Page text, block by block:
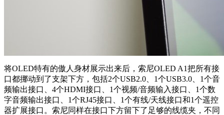
将OLED特有的傲人身材展示出来后，索尼OLED A1把所有接
口都挪动到了支架下方，包括2个USB2.0、1个USB3.0、1个音
频输出接口、4个HDMI接口、1个视频/音频输入接口、1个数
字音频输出接口、1个RJ45接口、1个有线/天线接口和1个遥控
器扩展接口。索尼同样在接口下方留下了足够的线缆夹，不同